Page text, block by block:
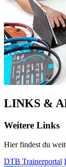
LINKS &
Weitere Links
Hier findest du
DTB Trainerportal